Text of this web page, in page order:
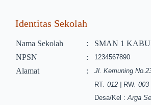
Identitas Sekolah
Nama Sekolah :
SMAN 1
NPSN
: 1234567890
Alamat :
Jl. Kemuning
RT. 012 | RW. 003
Desa/Kel : Arga